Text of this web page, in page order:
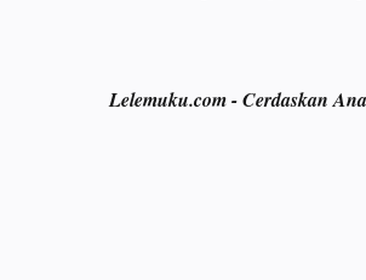
Lelemuku.com - Cerdaskan